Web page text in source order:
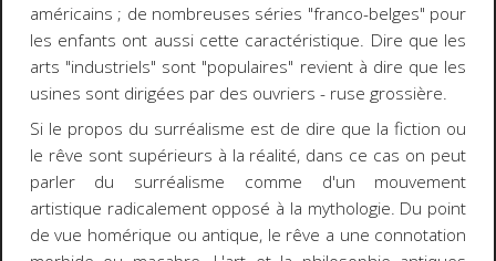
américains ; de nombreuses séries "franco-belges" pour
les enfants ont aussi cette caractéristique. Dire que les
arts "industriels" sont "populaires" revient à dire que les
usines sont dirigées par des ouvriers - ruse grossière.
Si le propos du surréalisme est de dire que la fiction ou
le rêve sont supérieurs à la réalité, dans ce cas on peut
parler du surréalisme comme d'un mouvement
artistique radicalement opposé à la mythologie. Du point
de vue homérique ou antique, le rêve a une connotation